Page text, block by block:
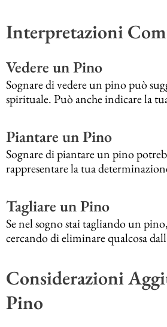
Interpretazioni
Vedere un Pino
Sognare di vedere un pino può
spirituale. Può anche indicare la
Piantare un Pino
Sognare di piantare un pino
rappresentare la tua
Tagliare un Pino
Se nel sogno stai tagliando un
cercando di eliminare qualcosa
Considerazioni
Pino